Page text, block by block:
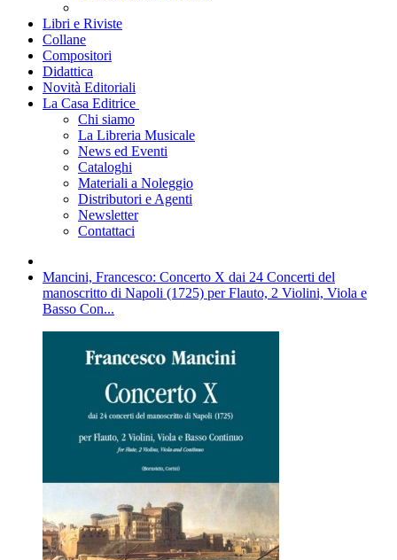
Libri e Riviste
Collane
Compositori
Didattica
Novità Editoriali
La Casa Editrice
Chi siamo
La Libreria Musicale
News ed Eventi
Cataloghi
Materiali a Noleggio
Distributori e Agenti
Newsletter
Contattaci
Mancini, Francesco: Concerto X dai 24 Concerti del
manoscritto di Napoli (1725) per Flauto, 2 Violini, Viola e
Basso Con...